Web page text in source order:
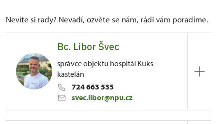
Nevíte si rady? Nevadí, ozvěte se nám, rádi vám poradíme.
Bc. Libor Švec
správce objektu hospitál Kuks -
kastelán
724 663 535
svec.libor@npu.cz